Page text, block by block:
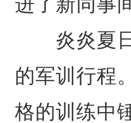
炎炎夏日
的军训行程
格的训练中